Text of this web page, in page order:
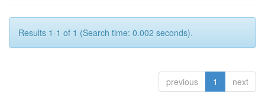
Results 1-1 of 1 (Search time: 0.002 seconds).
previous 1 next